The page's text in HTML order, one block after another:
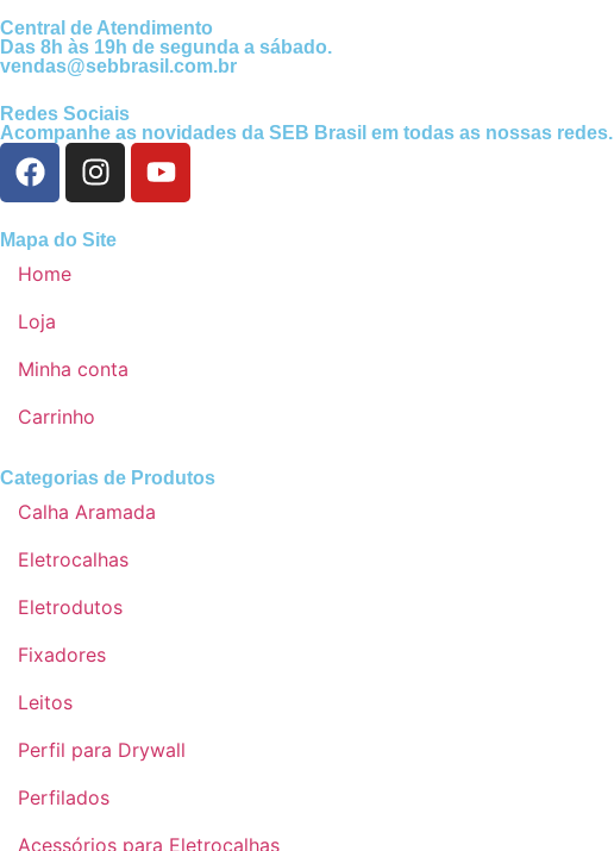
Central de Atendimento
Das 8h às 19h de segunda a sábado.
vendas@sebbrasil.com.br
Redes Sociais
Acompanhe as novidades da SEB Brasil em todas as nossas redes.
Mapa do Site
Home
Loja
Minha conta
Carrinho
Categorias de Produtos
Calha Aramada
Eletrocalhas
Eletrodutos
Fixadores
Leitos
Perfil para Drywall
Perfilados
Acessórios para Eletrocalhas